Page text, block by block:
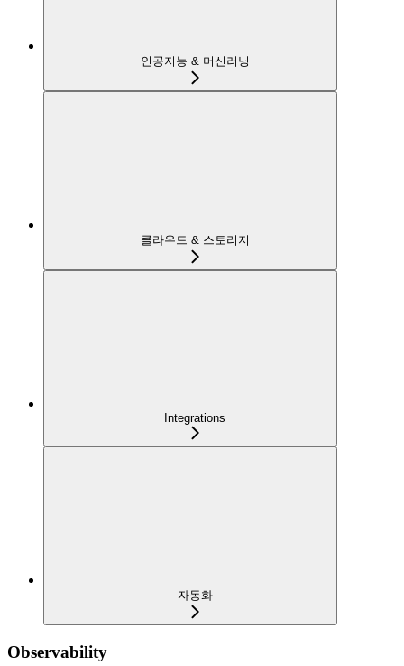
인공지능 & 머신러닝
클라우드 & 스토리지
Integrations
자동화
Observability